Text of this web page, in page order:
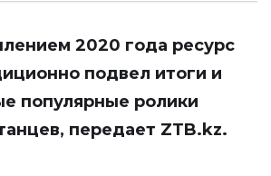
2020 года ресурс
подвел итоги и
популярные ролики
передает ZTB.kz.